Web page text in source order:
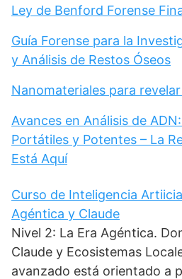
Ley de Benford Forense
Guía Forense para la
y Análisis de Restos Óseos
Nanomateriales para
Avances en Análisis de
Portátiles y Potentes – La
Está Aquí
Curso de Inteligencia
Agéntica y Claude
Nivel 2: La Era Agéntica.
Claude y Ecosistemas
avanzado está orientado a